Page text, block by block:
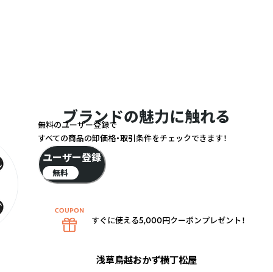
ブランドの魅力に触れる
浅草鳥越おかず横丁松屋
無料のユーザー登録で
すべての商品の卸価格・取引条件をチェックできます！
ユーザー登録
無料
すぐに使える5,000円クーポンプレゼント！